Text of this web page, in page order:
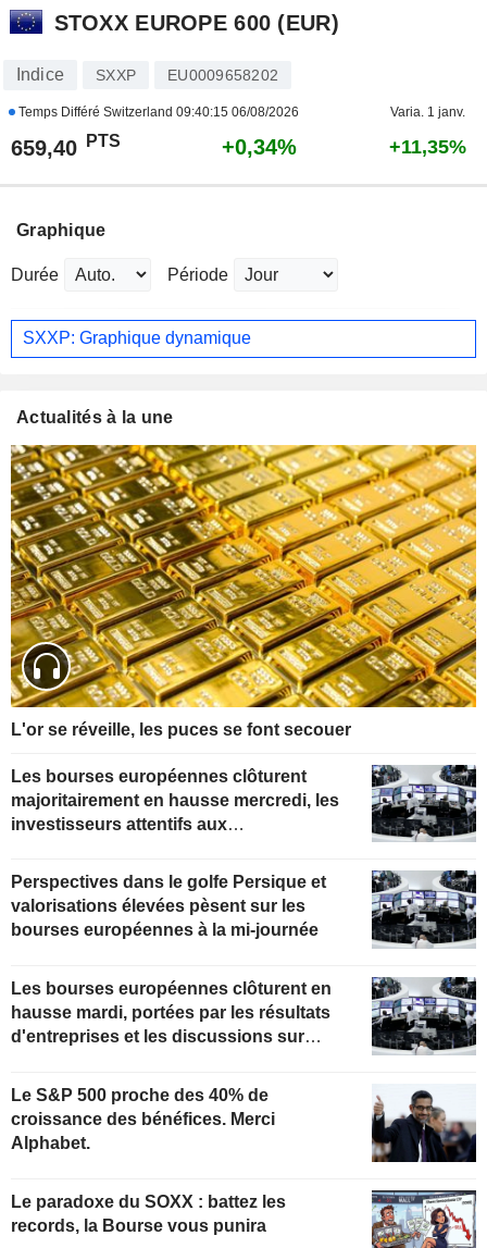
STOXX EUROPE 600 (EUR)
Indice SXXP EU0009658202
Temps Différé Switzerland 09:40:15 06/08/2026 Varia. 1 janv.
659,40 PTS +0,34% +11,35%
Graphique
Durée Période
SXXP: Graphique dynamique
Actualités à la une
L'or se réveille, les puces se font secouer
Les bourses européennes clôturent
majoritairement en hausse mercredi, les
investisseurs attentifs aux
Perspectives dans le golfe Persique et
valorisations élevées pèsent sur les
bourses européennes à la mi-journée
Les bourses européennes clôturent en
hausse mardi, portées par les résultats
d'entreprises et les discussions sur
Le S&P 500 proche des 40% de
croissance des bénéfices. Merci
Alphabet.
Le paradoxe du SOXX : battez les
records, la Bourse vous punira